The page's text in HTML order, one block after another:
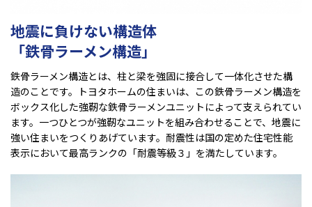
地震に負けない構造体
「鉄骨ラーメン構造」
鉄骨ラーメン構造とは、柱と梁を強固に接合して一体化させた構
造のことです。トヨタホームの住まいは、この鉄骨ラーメン構造を
ボックス化した強靭な鉄骨ラーメンユニットによって支えられてい
ます。一つひとつが強靭なユニットを組み合わせることで、地震に
強い住まいをつくりあげています。耐震性は国の定めた住宅性能
表示において最高ランクの「耐震等級３」を満たしています。